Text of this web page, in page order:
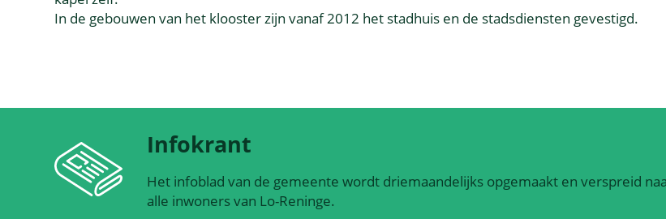
In de gebouwen van het klooster zijn vanaf 2012 het stadhuis en de stadsdiensten gevestigd.
Infokrant
Het infoblad van de gemeente wordt driemaandelijks opgemaakt en verspreid
alle inwoners van Lo-Reninge.